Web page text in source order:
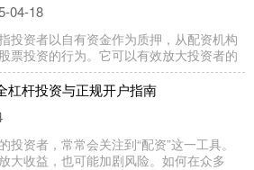
04-18
投资者以自有资金作为质押，从配资机构
票投资的行为。它可以有效放大投资者的
杠杆投资与正规开户指南
资者，常常会关注到“配资”这一工具。
大收益，也可能加剧风险。如何在众多